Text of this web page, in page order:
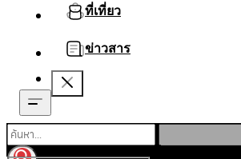
ที่เที่ยว
ข่าวสาร